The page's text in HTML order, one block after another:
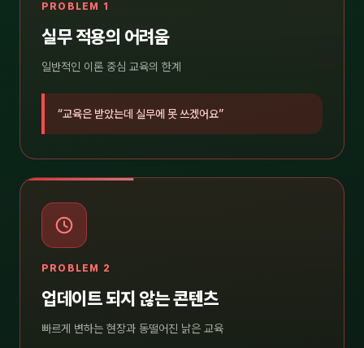
PROBLEM 1
실무 적용의 어려움
일반적인 이론 중심 교육의 한계
“교육은 받았는데 실무에 못 쓰겠어요”
PROBLEM 2
업데이트 되지 않는 콘텐츠
빠르게 변하는 현장과 동떨어진 낡은 교육